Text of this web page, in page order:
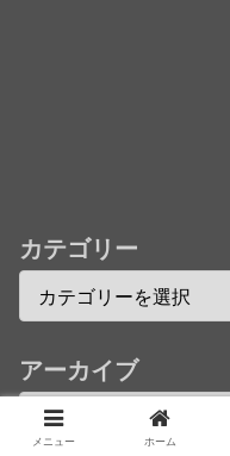
カテゴリー
アーカイブ
メニュー ホーム